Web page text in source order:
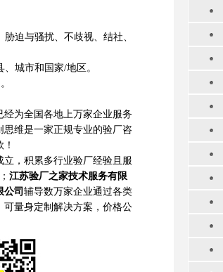
迫与骚扰、不歧视、结社、
城市和国家/地区。
为全国各地上万家企业服务
维是一家正规专业的验厂咨
立，积累多行业验厂经验且服
江苏验厂之家技术服务有限
司 辅导数万家企业通过各类
可量身定制解决方案，价格公